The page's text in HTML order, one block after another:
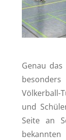
Genau
und
Seite an